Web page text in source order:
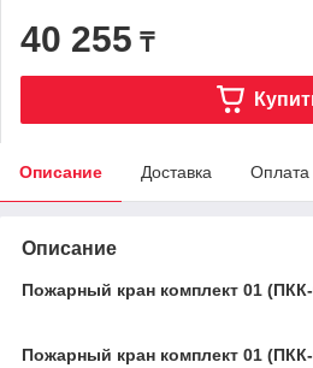
40 255 ₸
Описание Доставка Оплата
Описание
Пожарный кран комплект 01
Пожарный кран комплект 01